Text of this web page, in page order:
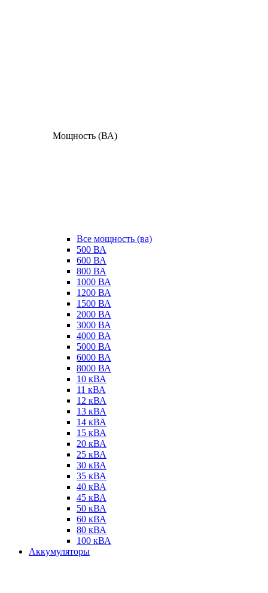
Мощность (ВА)
Все мощность (ва)
500 ВА
600 ВА
800 ВА
1000 ВА
1200 ВА
1500 ВА
2000 ВА
3000 ВА
4000 ВА
5000 ВА
6000 ВА
8000 ВА
10 кВА
11 кВА
12 кВА
13 кВА
14 кВА
15 кВА
20 кВА
25 кВА
30 кВА
35 кВА
40 кВА
45 кВА
50 кВА
60 кВА
80 кВА
100 кВА
Аккумуляторы